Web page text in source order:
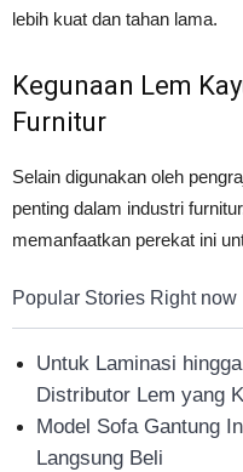
lebih kuat dan tahan lama.
Kegunaan Lem
Furnitur
Selain digunakan oleh
penting dalam industri
memanfaatkan perekat ini
Popular Stories Right now
Untuk Laminasi
Distributor Lem yang
Model Sofa Gantung
Langsung Beli